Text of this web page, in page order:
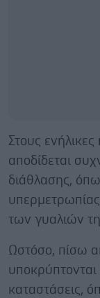
Στους
αποδίδεται
διάθλασης,
των γυαλιών
Ωστόσο, πίσω
καταστάσεις,